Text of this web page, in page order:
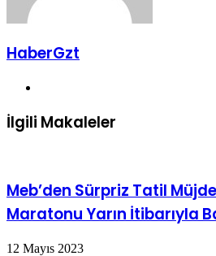
HaberGzt
İlgili Makaleler
Meb’den Sürpriz Tatil
Maratonu Yarın İtibarıyla
12 Mayıs 2023